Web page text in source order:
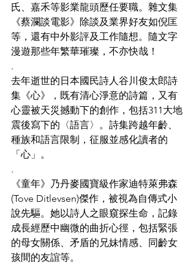
氏、嘉禾等影業龍頭歷任要職。雜文集
《蔡瀾談電影》除談及業界好友如倪匡
等，還有中外影評及工作隨想。隨文字
漫遊那些年繁華璀璨，不亦快哉！
.
去年逝世的日本國民詩人谷川俊太郎詩
集《心》，既有清心淨意的詩篇，又有
心靈被天災撼動下的創作，包括311大地
震後寫下的〈語言〉。詩集跨越年齡、
種族和語言限制，征服並感化讀者的
「心」。
.
《童年》乃丹麥國寶級作家迪特萊弗森
(Tove Ditlevsen)傑作，被視為自傳式小
說先驅。她以詩人之眼窺探生命，記錄
成長經歷中幽微的曲折心徑，包括緊張
的母女關係、矛盾的兄妹情感、同齡女
孩間的友誼等。